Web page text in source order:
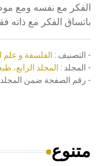
الفكر مع نفسه ومع
باتساق الفكر مع ذاته
- التصنيف : الفلسفة و علم
- المجلد : المجلد الرابع، طبعة 2001،
- رقم الصفحة ضمن
متنوع